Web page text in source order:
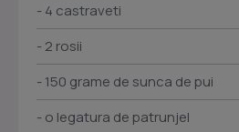
- 4 castraveti
- 2 rosii
- 150 grame de sunca de pui
- o legatura de patrunjel